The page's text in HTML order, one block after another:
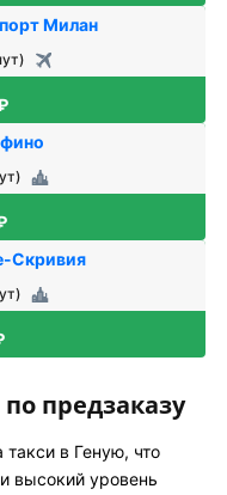
Милан
Скривия
предзаказу
в Геную, что
высокий уровень